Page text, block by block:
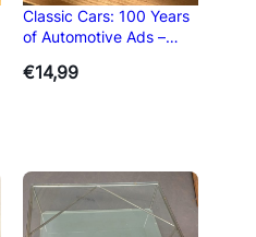
Classic Cars: 100 Years
of Automotive Ads –
€14,99